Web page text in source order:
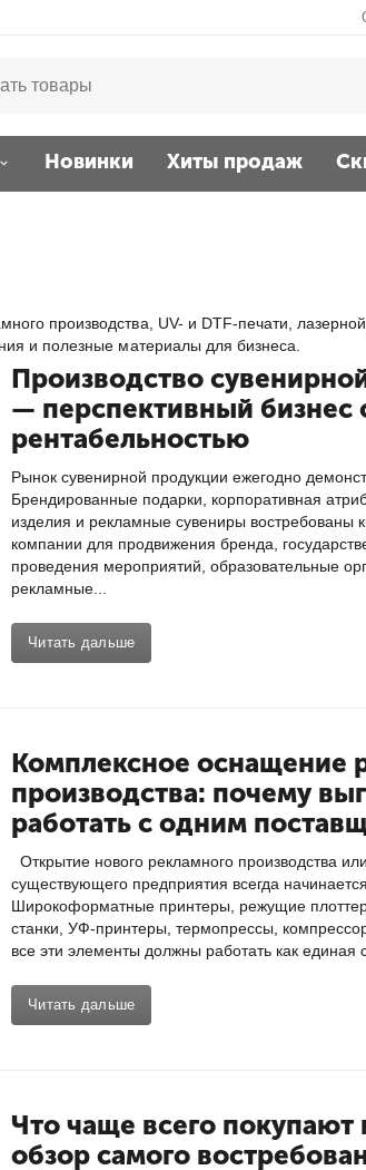
Новинки Хиты продаж
производства, UV- и DTF-печати,
и полезные материалы для бизнеса.
Производство
— перспективный бизнес
рентабельностью
Рынок сувенирной продукции ежегодно
Брендированные подарки, корпоративная
изделия и рекламные сувениры востребованы
компании для продвижения бренда,
проведения мероприятий, образовательные
рекламные...
Читать дальше
Комплексное оснащение
производства: почему
работать с одним
Открытие нового рекламного производства
существующего предприятия всегда
Широкоформатные принтеры, режущие
станки, УФ-принтеры, термопрессы,
все эти элементы должны работать как единая
Читать дальше
Что чаще всего покупают
обзор самого